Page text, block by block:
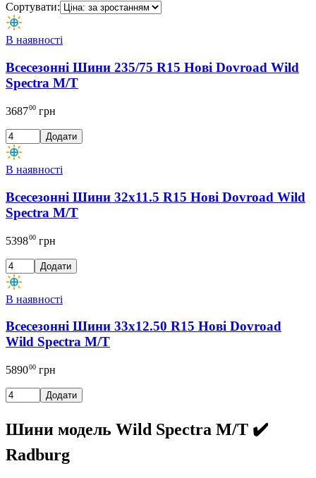
Сортувати:
В наявності
Всесезонні Шини 235/75 R15 Нові Dovroad Wild
Spectra M/T
368700 грн
Додати
В наявності
Всесезонні Шини 32x11.5 R15 Нові Dovroad Wild
Spectra M/T
539800 грн
Додати
В наявності
Всесезонні Шини 33x12.50 R15 Нові Dovroad
Wild Spectra M/T
589000 грн
Додати
Шини модель Wild Spectra M/T ✔️
Radburg